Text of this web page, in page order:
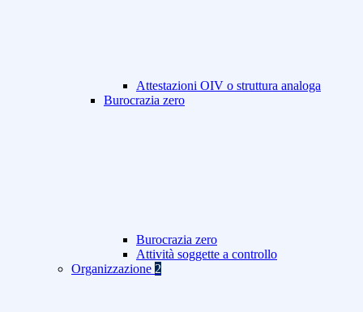
Attestazioni OIV o struttura analoga
Burocrazia zero
Burocrazia zero
Attività soggette a controllo
Organizzazione 2